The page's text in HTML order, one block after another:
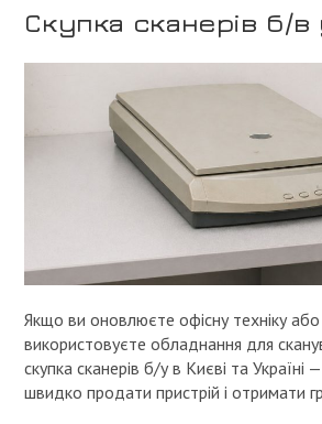
Скупка сканерів б/в
Якщо ви оновлюєте офісну техніку
використовуєте обладнання для
скупка сканерів б/у в Києві та Україні
швидко продати пристрій і отримати